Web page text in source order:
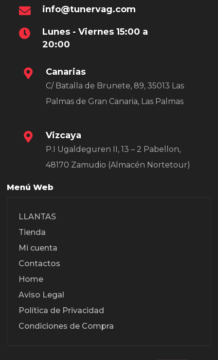
info@tunervag.com
Lunes - Viernes 15:00 a
20:00
Canarias
C/ Batalla de Brunete, 89, 35013 Las
Palmas de Gran Canaria, Las Palmas
Vizcaya
P.I Ugaldeguren II, 13 – 2 Pabellon,
48170 Zamudio (Almacén Nortetour)
Menú Web
LLANTAS
Tienda
Mi cuenta
Contactos
Home
Aviso Legal
Política de Privacidad
Condiciones de Compra